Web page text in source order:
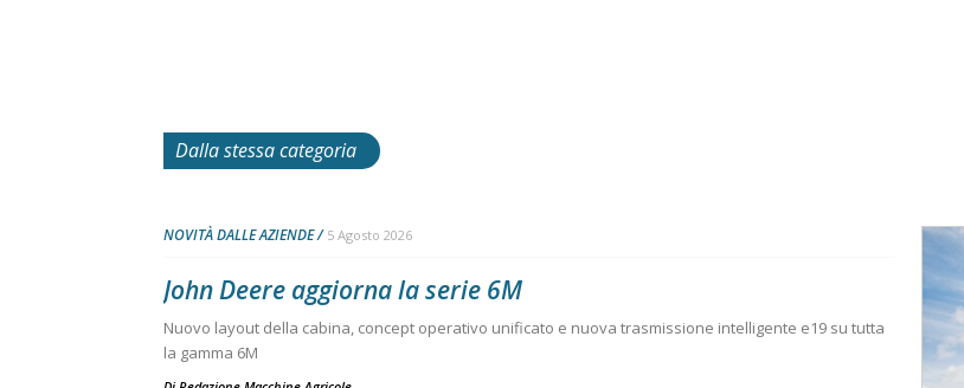
Dalla stessa categoria
NOVITÀ DALLE AZIENDE 5 Agosto 2026
John Deere aggiorna la serie 6M
Nuovo layout della cabina, concept operativo unificato e nuova trasmissione intelligente e19 su tutta
la gamma 6M